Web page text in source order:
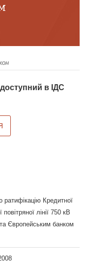
в ІДС
Кредитної
лінії 750 кВ
Європейським банком